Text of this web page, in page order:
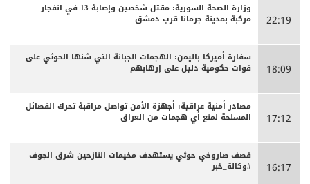
22:19
وزارة الصحة السورية: مقتل شخصين وإصابة 13 في انفجار
مركبة بمدينة جرمانا قرب دمشق
18:09
سفارة أميركا باليمن: الهجمات الجبانة التي شنها الحوثي على
قوات حكومية دليل على إرهابهم
17:12
مصادر أمنية عراقية: أجهزة الأمن تواصل مراقبة تحرك الفصائل
المسلحة لمنع أي هجمات من العراق
16:17
قصف صاروخي حوثي يستهدف مخيمات النازحين شرق الجوف
#وكالة_خبر